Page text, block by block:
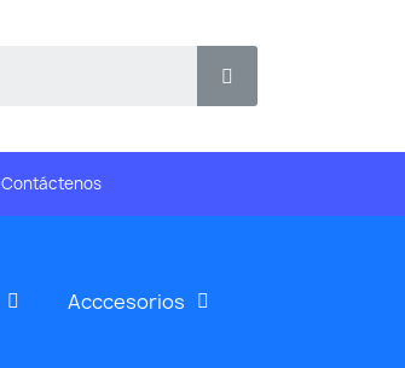
Contáctenos
Acccesorios